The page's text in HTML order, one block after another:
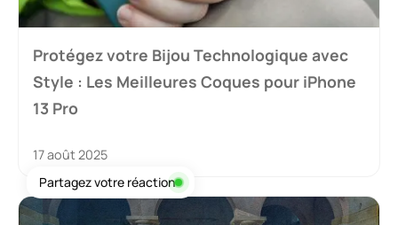
Protégez votre Bijou Technologique avec
Style : Les Meilleures Coques pour iPhone
13 Pro
17 août 2025
Partagez votre réaction